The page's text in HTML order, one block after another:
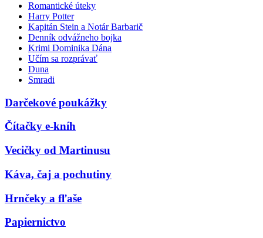
Romantické úteky
Harry Potter
Kapitán Stein a Notár Barbarič
Denník odvážneho bojka
Krimi Dominika Dána
Učím sa rozprávať
Duna
Smradi
Darčekové poukážky
Čítačky e-kníh
Vecičky od Martinusu
Káva, čaj a pochutiny
Hrnčeky a fľaše
Papiernictvo